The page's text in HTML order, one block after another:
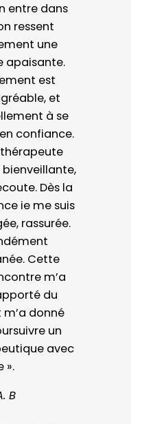
entre dans
ressent
une
apaisante.
est
et
à se
confiance.
thérapeute
Dès la
ie me suis
rassurée.
Cette
m’a
du
donné
un
avec
».
B